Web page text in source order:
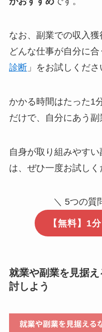
なお、副業での収入獲
どんな仕事が自分に
診断」をお試しくださ
かかる時間はたった1
だけで、自分にあう副
自身が取り組みやす
は、ぜひ一度お試しく
＼ 5つの質
【無料】1
就業や副業を見据
討しよう